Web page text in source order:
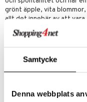
Samtycke
Denna webbplats
grönt äpple, vita
allt det innebär av att vara
en doft - det är en attityd.
Hjärtnot
: vita blommor
Artikelnr